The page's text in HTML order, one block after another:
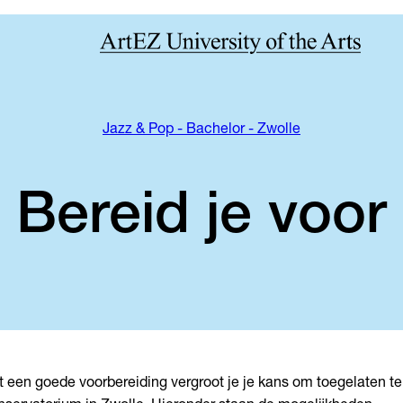
Jazz & Pop - Bachelor - Zwolle
Bereid je voor
een goede voorbereiding vergroot je je kans om toegelaten